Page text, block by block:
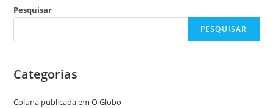
Pesquisar
PESQUISAR
Categorias
Coluna publicada em O Globo